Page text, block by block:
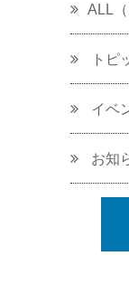
ALL（
トピ
イベ
お知